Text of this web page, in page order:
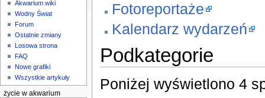
Fotoreportaże
Kalendarz wydarzeń
Podkategorie
Poniżej wyświetlono 4
Akwarium wiki
Wodny Świat
Forum
Ostatnie zmiany
Losowa strona
FAQ
Nowe grafiki
Wszystkie artykuły
życie w akwarium